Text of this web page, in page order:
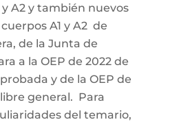
y A2 y también nuevos
A1 y A2 de
de la Junta de
a la OEP de 2022 de
y de la OEP de
general. Para
del temario,